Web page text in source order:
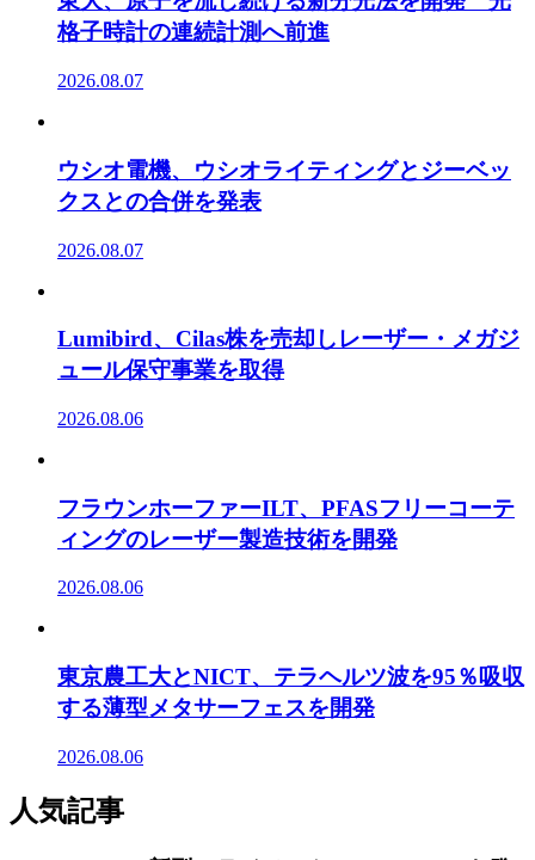
格子時計の連続計測へ前進
2026.08.07
ウシオ電機、ウシオライティングとジーベッ
クスとの合併を発表
2026.08.07
Lumibird、Cilas株を売却しレーザー・メガジ
ュール保守事業を取得
2026.08.06
フラウンホーファーILT、PFASフリーコーテ
ィングのレーザー製造技術を開発
2026.08.06
東京農工大とNICT、テラヘルツ波を95％吸収
する薄型メタサーフェスを開発
2026.08.06
人気記事